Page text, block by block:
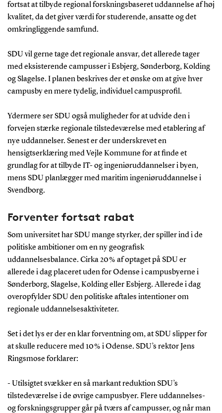
fortsat at tilbyde regional forskningsbaseret uddannelse af høj
kvalitet, da det giver værdi for studerende, ansatte og det
omkringliggende samfund.
SDU vil gerne tage det regionale ansvar, det allerede tager
med eksisterende campusser i Esbjerg, Sønderborg, Kolding
og Slagelse. I planen beskrives der et ønske om at give hver
campusby en mere tydelig, individuel campusprofil.
Ydermere ser SDU også muligheder for at udvide den i
forvejen stærke regionale tilstedeværelse med etablering af
nye uddannelser. Senest er der underskrevet en
hensigtserklæring med Vejle Kommune for at finde et
grundlag for at tilbyde IT- og ingeniøruddannelser i byen,
mens SDU planlægger med maritim ingeniøruddannelse i
Svendborg.
Forventer fortsat rabat
Som universitet har SDU mange styrker, der spiller ind i de
politiske ambitioner om en ny geografisk
uddannelsesbalance. Cirka 20 % af optaget på SDU er
allerede i dag placeret uden for Odense i campusbyerne i
Sønderborg, Slagelse, Kolding eller Esbjerg. Allerede i dag
overopfylder SDU den politiske aftales intentioner om
regionale uddannelsesaktiviteter.
Set i det lys er der en klar forventning om, at SDU slipper for
at skulle reducere med 10 % i Odense. SDU’s rektor Jens
Ringsmose forklarer:
- Utilsigtet svækker en så markant reduktion SDU’s
tilstedeværelse i de øvrige campusbyer. Flere uddannelses-
og forskningsgrupper går på tværs af campusser, og når man